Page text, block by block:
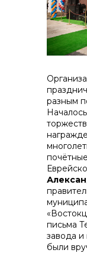
разным
письма
завода
были